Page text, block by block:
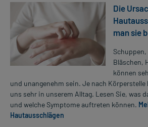
Die
man sie
Schuppen,
Bläschen,
können
und unangenehm sein. Je nach
uns sehr in unserem Alltag. Lesen Sie, was
und welche Symptome auftreten können.
Hautausschlägen